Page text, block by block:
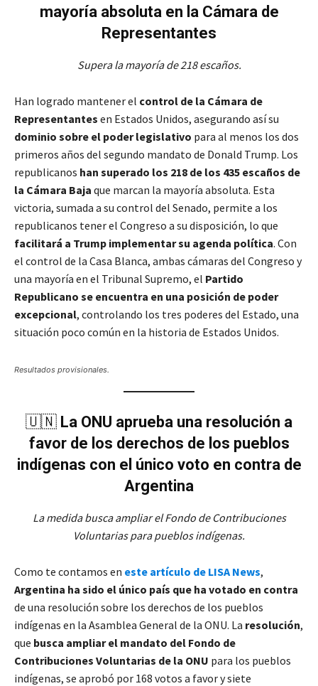
mayoría absoluta en la Cámara de
Representantes
Supera la mayoría de 218 escaños.
Han logrado mantener el control de la Cámara de
Representantes en Estados Unidos, asegurando así su
dominio sobre el poder legislativo para al menos los dos
primeros años del segundo mandato de Donald Trump. Los
republicanos han superado los 218 de los 435 escaños de
la Cámara Baja que marcan la mayoría absoluta. Esta
victoria, sumada a su control del Senado, permite a los
republicanos tener el Congreso a su disposición, lo que
facilitará a Trump implementar su agenda política. Con
el control de la Casa Blanca, ambas cámaras del Congreso y
una mayoría en el Tribunal Supremo, el Partido
Republicano se encuentra en una posición de poder
excepcional, controlando los tres poderes del Estado, una
situación poco común en la historia de Estados Unidos.
Resultados provisionales.
🇺🇳 La ONU aprueba una resolución a
favor de los derechos de los pueblos
indígenas con el único voto en contra de
Argentina
La medida busca ampliar el Fondo de Contribuciones
Voluntarias para pueblos indígenas.
Como te contamos en este artículo de LISA News,
Argentina ha sido el único país que ha votado en contra
de una resolución sobre los derechos de los pueblos
indígenas en la Asamblea General de la ONU. La resolución,
que busca ampliar el mandato del Fondo de
Contribuciones Voluntarias de la ONU para los pueblos
indígenas, se aprobó por 168 votos a favor y siete